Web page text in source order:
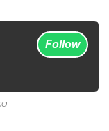
Follow